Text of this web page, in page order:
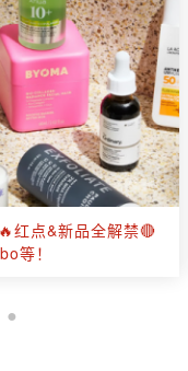
全场8折+独家狂赠豪
光⚫绷带！